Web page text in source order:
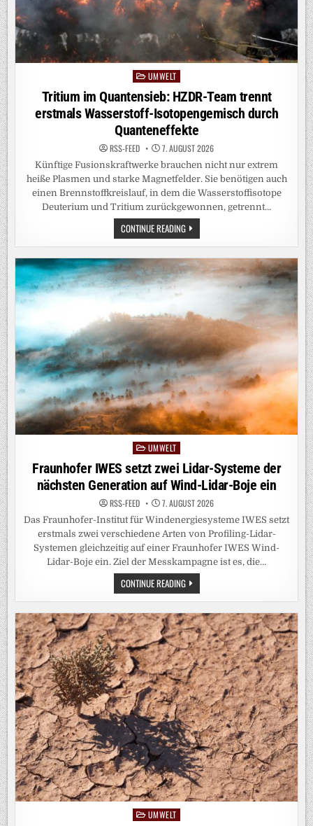
PostedUMWELT
Tritium im Quantensieb: HZDR-Team trennt
erstmals Wasserstoff-Isotopengemisch durch
Quanteneffekte
RSS-FEED 7. AUGUST 2026
Künftige Fusionskraftwerke brauchen nicht nur extrem
heiße Plasmen und starke Magnetfelder. Sie benötigen auch
einen Brennstoffkreislauf, in dem die Wasserstoffisotope
Deuterium und Tritium zurückgewonnen, getrennt…
CONTINUE READINGTRITIUM
IM
QUANTENSIEB:
TEAM
TRENNT
ERSTMALS
WASSERSTOFF-
DURCH
QUANTENEFFEKTE
Posted
in
UMWELT
Fraunhofer IWES setzt zwei Lidar-Systeme der
nächsten Generation auf Wind-Lidar-Boje ein
RSS-FEED 7. AUGUST 2026
Das Fraunhofer-Institut für Windenergiesysteme IWES setzt
erstmals zwei verschiedene Arten von Profiling-Lidar-
Systemen gleichzeitig auf einer Fraunhofer IWES Wind-
Lidar-Boje ein. Ziel der Messkampagne ist es, die…
CONTINUE READINGFRAUNHOFER
IWES
SETZT
ZWEI
LIDAR-
SYSTEME
DER
NÄCHSTEN
GENERATION
AUF
WIND-
LIDAR-
BOJE
EIN
PostedUMWELT